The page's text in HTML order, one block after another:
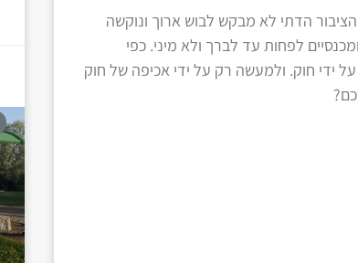
הדתי לא מבקש לבוש ארוך ונוקשה
לפחות עד לברך ולא מיני. כפי
ידי חוק. ולמעשה רק על ידי אכיפה של חוק